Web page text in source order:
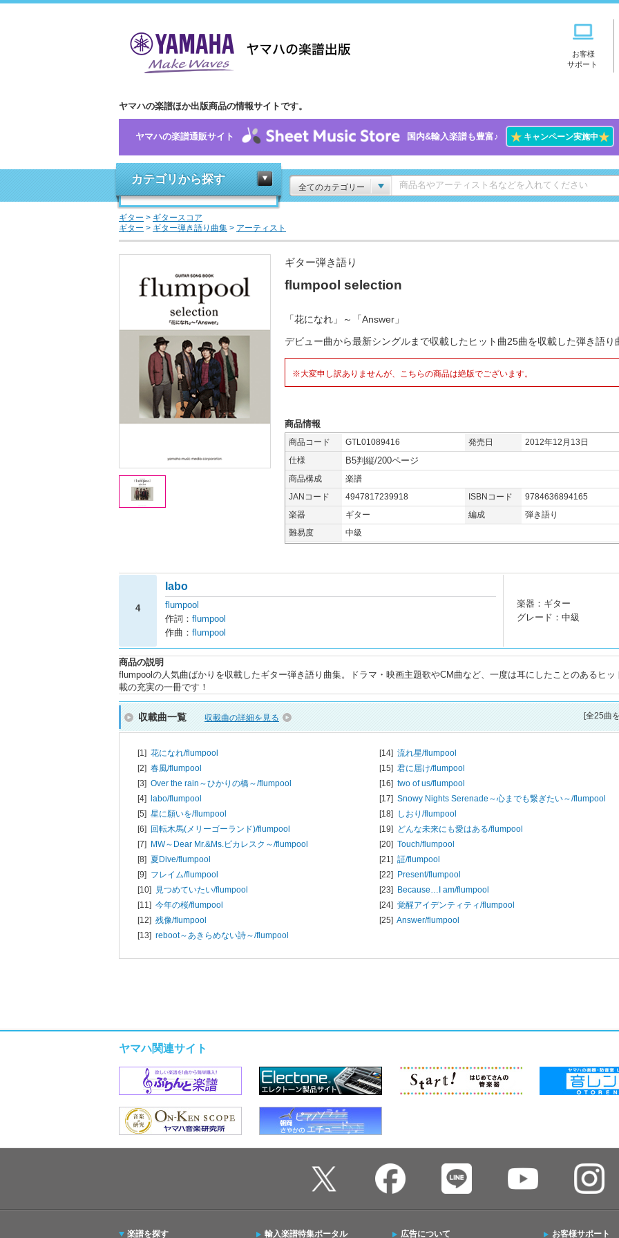
お客様
サポート
ヤマハの楽譜ほか出版商品の情報サイトです。
ヤマハの楽譜通販サイト 国内&輸入楽譜も豊富♪ ★キャンペーン実施中★
カテゴリから探す
全てのカテゴリー
ギター > ギタースコア
ギター > ギター弾き語り曲集 > アーティスト
ギター弾き語り
flumpool selection
「花になれ」～「Answer」
デビュー曲から最新シングルまで収載したヒット曲25曲を収載した弾き語り
※大変申し訳ありませんが、こちらの商品は絶版でございます。
商品情報
商品コード GTL01089416 発売日
2012年12月13日
仕様
B5判縦/200ページ
商品構成
楽譜
JANコード
4947817239918 ISBNコード
9784636894165
楽器
ギター 編成
弾き語り
難易度
中級
4
labo
flumpool
作詞： flumpool
作曲： flumpool
楽器：ギター
グレード：中級
商品の説明
flumpoolの人気曲ばかりを収載したギター弾き語り曲集。ドラマ・映画主題歌やCM曲など、一度は耳にしたことのあるヒッ
載の充実の一冊です！
収載曲一覧 収載曲の詳細を見る [全25曲
[1] 花になれ/flumpool
[2] 春風/flumpool
[3] Over the rain～ひかりの橋～/flumpool
[4] labo/flumpool
[5] 星に願いを/flumpool
[6] 回転木馬(メリーゴーランド)/flumpool
[7] MW～Dear Mr.&Ms.ピカレスク～/flumpool
[8] 夏Dive/flumpool
[9] フレイム/flumpool
[10] 見つめていたい/flumpool
[11] 今年の桜/flumpool
[12] 残像/flumpool
[13] reboot～あきらめない詩～/flumpool
[14] 流れ星/flumpool
[15] 君に届け/flumpool
[16] two of us/flumpool
[17] Snowy Nights Serenade～心までも繋ぎたい～/flumpool
[18] しおり/flumpool
[19] どんな未来にも愛はある/flumpool
[20] Touch/flumpool
[21] 証/flumpool
[22] Present/flumpool
[23] Because…I am/flumpool
[24] 覚醒アイデンティティ/flumpool
[25] Answer/flumpool
ヤマハ関連サイト
楽譜を探す 輸入楽譜特集ポータル 広告について お客様サポート